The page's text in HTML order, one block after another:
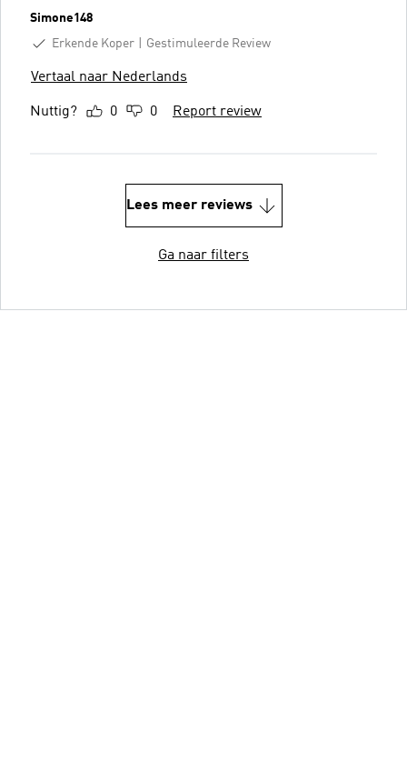
Simone148
Erkende Koper
Gestimuleerde Review
Vertaal naar Nederlands
Nuttig? 0 0 Report review
Lees meer reviews
Ga naar filters